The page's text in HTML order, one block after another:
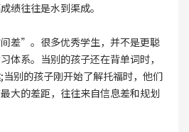
绩往往是水到渠成。
差”。很多优秀学生，并不是更聪
体系。当别的孩子还在背单词时，
别的孩子刚开始了解托福时，他们
大的差距，往往来自信息差和规划